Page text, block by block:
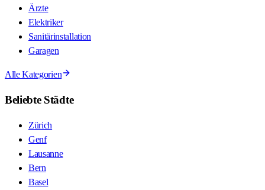
Ärzte
Elektriker
Sanitärinstallation
Garagen
Alle Kategorien
Beliebte Städte
Zürich
Genf
Lausanne
Bern
Basel